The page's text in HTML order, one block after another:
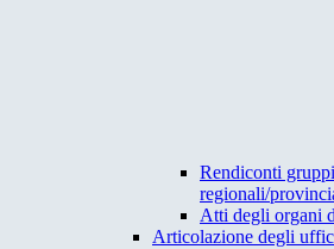
Rendiconti
regionali/
Atti degli organi
Articolazione degli